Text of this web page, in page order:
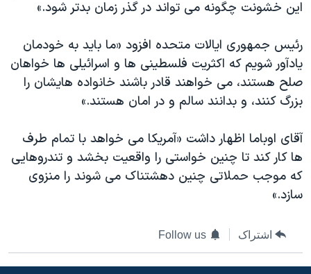
همایش محافظه‌کاران آمریکا «سی‌پک»
صفحه‌های ویژه
سفر پرزیدنت ترامپ به چین
این خشونت چگونه می تواند در گذر زمان بدتر شود.»
رئیس جمهوری ایالات متحده افزود «ما باید به خودمان
یادآور شویم که اکثریت فلسطینی ها و اسرائیلی ها خواهان
صلح هستند، می خواهند قادر باشند خانواده هایشان را
بزرگ کنند، و بدانند سالم و در امان هستند.»
آقای اوباما اظهار داشت «آمریکا می خواهد با تمام طرف
ها کار کند تا چنین خواستی را واقعیت بخشد و تندروهایی
که موجب حملاتی چنین دهشتناک می شوند را منزوی
سازد.»
اشتراک Follow us